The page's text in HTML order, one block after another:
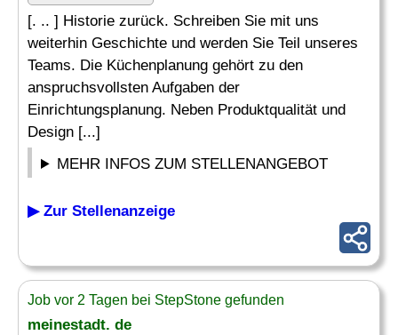
[. .. ] Historie zurück. Schreiben Sie mit uns
weiterhin Geschichte und werden Sie Teil unseres
Teams. Die Küchenplanung gehört zu den
anspruchsvollsten Aufgaben der
Einrichtungsplanung. Neben Produktqualität und
Design [...]
MEHR INFOS ZUM STELLENANGEBOT
▶ Zur Stellenanzeige
Job vor 2 Tagen bei StepStone gefunden
meinestadt. de